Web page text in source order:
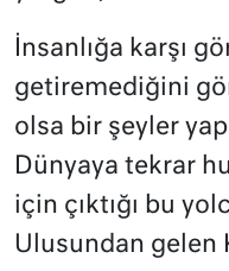
İnsanlığa karşı
getiremediğini
olsa bir şeyler
Dünyaya tekrar
için çıktığı bu
Ulusundan gelen